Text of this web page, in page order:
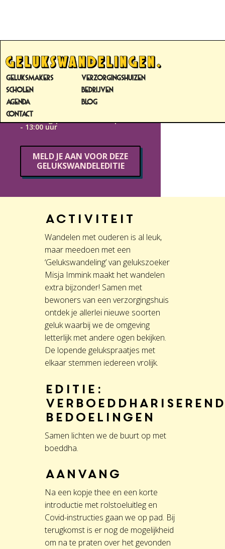
GELUKSMAKERS
VERZORGINGSHUIZEN
SCHOLEN
BEDRIJVEN
AGENDA
BLOG
CONTACT
DE BOEDDHA-BINGO
DELFSHAVEN
Laurens Delfshaven |
Mathenesserlaan 500 |3023 HL |
Rotterdam
zaterdag | 23 maart 2024 | 10:00
- 13:00 uur
MELD JE AAN VOOR DEZE
GELUKSWANDELEDITIE
Activiteit
Wandelen met ouderen is al leuk,
maar meedoen met een
‘Gelukswandeling’ van gelukszoeker
Misja Immink maakt het wandelen
extra bijzonder! Samen met
bewoners van een verzorgingshuis
ontdek je allerlei nieuwe soorten
geluk waarbij we de omgeving
letterlijk met andere ogen bekijken.
De lopende gelukspraatjes met
elkaar stemmen iedereen vrolijk.
Editie:
bedoelingen
Samen lichten we de buurt op met
boeddha.
Aanvang
Na een kopje thee en een korte
introductie met rolstoeluitleg en
Covid-instructies gaan we op pad. Bij
terugkomst is er nog de mogelijkheid
om na te praten over het gevonden